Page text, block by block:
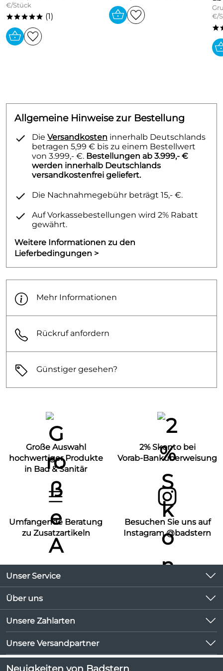
Schrauben undDübeln
FeP0 1 nach EN 10130; Blechnenndicke 1,25
mm,Toleranzen nach EN 10131
€/Stück
***** (1)
€/
Allgemeine Hinweise zur Bestellung
Die Versandkosten innerhalb Deutschlands
betragen 5,99 € bis zu einem Bestellwert
von 3.999,- €. Bestellungen ab 3.999,- €
werden innerhalb Deutschlands
versandkostenfrei geliefert.
Die Nachnahmegebühr beträgt 15,- €.
Auf Vorkassebestellungen wird 2% Rabatt
gewährt.
Weitere Informationen zu den
Lieferbedingungen >
Mehr Informationen
Rückruf anfordern
Günstiger gesehen?
Große Auswahl
hochwertiger Produkte
in Bad & Sanitär
2% Skonto bei
Vorab-Banküberweisung
Umfangende Beratung
zu Zusatzartikeln
Besuchen Sie uns auf
Instagram @badstern
Unser Service
Kontakt
Kundeninformationen
Newsletter
Lieferbedingungen
Kundenlogin
Über uns
Unsere Bestseller
Marken
Neu
Angebote
Unsere Zahlarten
Unsere Versandpartner